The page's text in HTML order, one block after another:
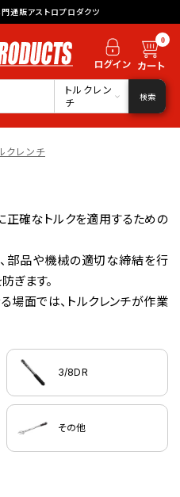
通販アストロプロダクツ
0
トルクレン
チ
検索
クレンチ
正確なトルクを適用するための
部品や機械の適切な締結を行
ぎます。
場面では、トルクレンチが作業
3/8DR
その他